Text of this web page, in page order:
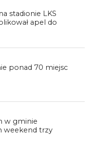
stadionie LKS
apel do
ponad 70 miejsc
w gminie
weekend trzy